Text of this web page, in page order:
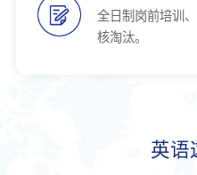
全日制岗前培训
核淘汰。
英语